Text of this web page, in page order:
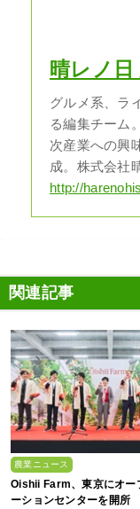
晴レノ日
グルメ系、ラ
る編集チーム
次産業への興
成。株式会社
http://
関連記事
農業ニュース
Oishii Farm、東京にオー
ーションセンターを開所